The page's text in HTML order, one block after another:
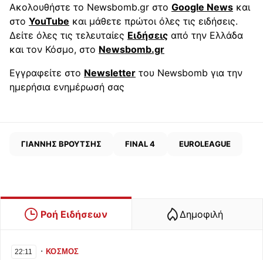
Ακολουθήστε το Newsbomb.gr στο Google News και
στο YouTube και μάθετε πρώτοι όλες τις ειδήσεις.
Δείτε όλες τις τελευταίες Ειδήσεις από την Ελλάδα
και τον Κόσμο, στο Newsbomb.gr
Εγγραφείτε στο Newsletter του Newsbomb για την
ημερήσια ενημέρωσή σας
ΓΙΑΝΝΗΣ ΒΡΟΥΤΣΗΣ FINAL 4 EUROLEAGUE
Ροή Ειδήσεων Δημοφιλή
22:11 ∙ΚΟΣΜΟΣ